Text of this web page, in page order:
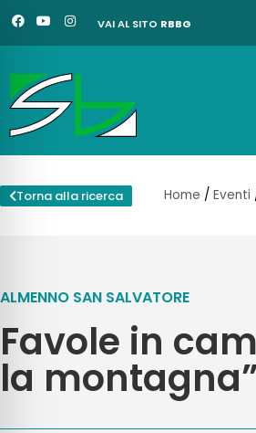
VaiF
a
c
o
o
k
Y
o
u
b
e
I
n
s
g
a
VAI AL SITO RBBG
Torna alla ricerca Home / Eventi
ALMENNO SAN SALVATORE
Favole in
la